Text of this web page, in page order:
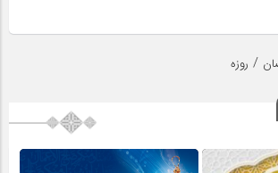
/ روزه